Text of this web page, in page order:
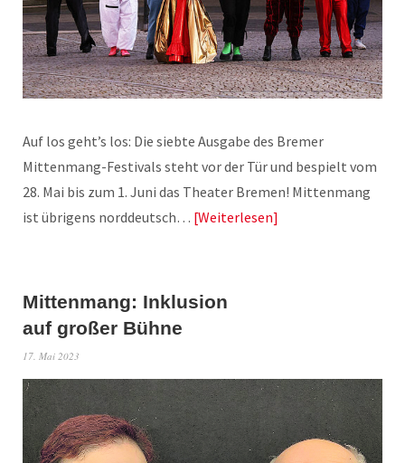
Auf los geht’s los: Die siebte Ausgabe des Bremer
Mittenmang-Festivals steht vor der Tür und bespielt vom
28. Mai bis zum 1. Juni das Theater Bremen! Mittenmang
ist übrigens norddeutsch… Weiterlesen
Mittenmang: Inklusion
auf großer Bühne
17. Mai 2023